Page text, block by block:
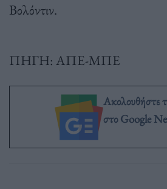
Βολόντιν.
ΠΗΓΗ: ΑΠΕ-ΜΠΕ
Ακολουθήστε
στο Google